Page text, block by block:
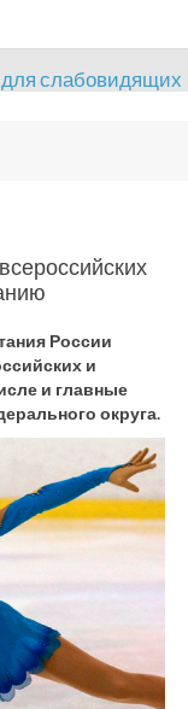
слабовидящих
ЦЕНТР
ВАКАНСИИ
России
и
и главные
округа.